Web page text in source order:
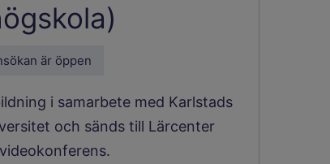
är öppen
i samarbete med Karlstads
och sänds till Lärcenter